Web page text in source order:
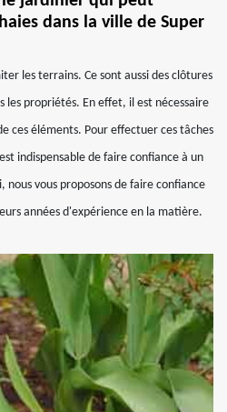
dans la ville de Super
les terrains. Ce sont aussi des clôtures
les propriétés. En effet, il est nécessaire
ces éléments. Pour effectuer ces tâches
indispensable de faire confiance à un
nous vous proposons de faire confiance
années d'expérience en la matière.